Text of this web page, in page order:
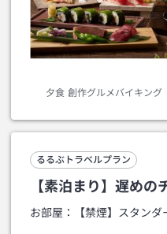
夕食 創作グルメバイキン
るるぶトラベルプラン
【素泊まり】遅め
お部屋： 【禁煙】スタン